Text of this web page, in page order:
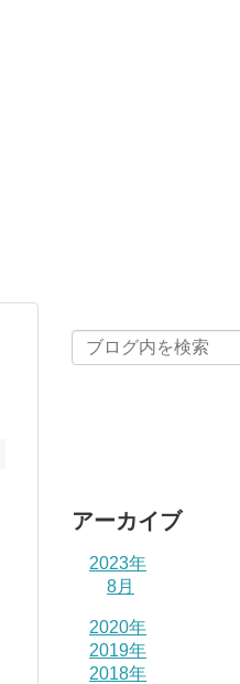
アーカイブ
2023年
8月
2020年
2019年
2018年